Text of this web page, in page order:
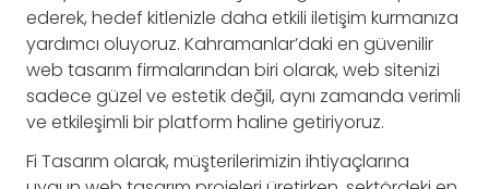
ederek, hedef kitlenizle daha etkili iletişim kurmanıza
yardımcı oluyoruz. Kahramanlar’daki en güvenilir
web tasarım firmalarından biri olarak, web sitenizi
sadece güzel ve estetik değil, aynı zamanda verimli
ve etkileşimli bir platform haline getiriyoruz.
Fi Tasarım olarak, müşterilerimizin ihtiyaçlarına